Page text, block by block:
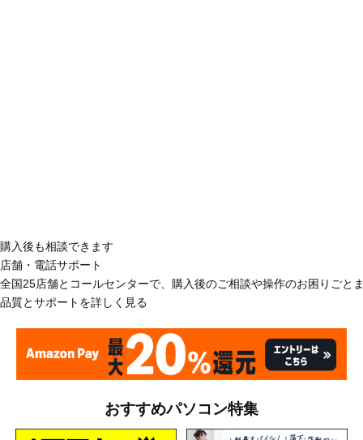
購入後も相談できます
店舗・電話サポート
全国25店舗とコールセンターで、購入後のご相談や操作のお困りごと
品質とサポートを詳しく見る
おすすめパソコン特集